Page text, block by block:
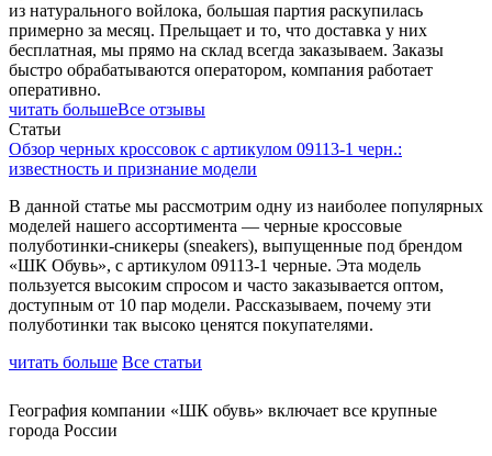
из натурального войлока, большая партия раскупилась
примерно за месяц. Прельщает и то, что доставка у них
бесплатная, мы прямо на склад всегда заказываем. Заказы
быстро обрабатываются оператором, компания работает
оперативно.
читать большеВсе отзывы
Статьи
Обзор черных кроссовок с артикулом 09113-1 черн.:
известность и признание модели
В данной статье мы рассмотрим одну из наиболее популярных
моделей нашего ассортимента — черные кроссовые
полуботинки-сникеры (sneakers), выпущенные под брендом
«ШК Обувь», с артикулом 09113-1 черные. Эта модель
пользуется высоким спросом и часто заказывается оптом,
доступным от 10 пар модели. Рассказываем, почему эти
полуботинки так высоко ценятся покупателями.
читать больше Все статьи
География компании «ШК обувь» включает все крупные
города России